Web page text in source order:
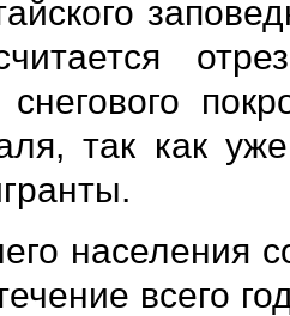
снегового
так как
населения
всего